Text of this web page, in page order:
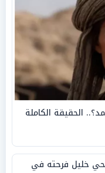
الحقيقة الكاملة
خليل فرحته في